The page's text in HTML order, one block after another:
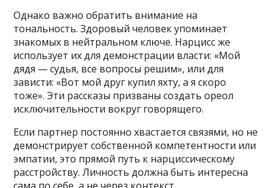
Однако важно обратить внимание на
тональность. Здоровый человек упоминает
знакомых в нейтральном ключе. Нарцисс же
использует их для демонстрации власти: «Мой
дядя — судья, все вопросы решим», или для
зависти: «Вот мой друг купил яхту, а я скоро
тоже». Эти рассказы призваны создать ореол
исключительности вокруг говорящего.
Если партнер постоянно хвастается связями, но не
демонстрирует собственной компетентности или
эмпатии, это прямой путь к нарциссическому
расстройству. Личность должна быть интересна